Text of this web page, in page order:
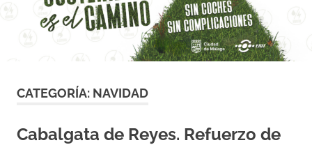
CATEGORÍA: NAVIDAD
Cabalgata de Reyes. Refuerzo de